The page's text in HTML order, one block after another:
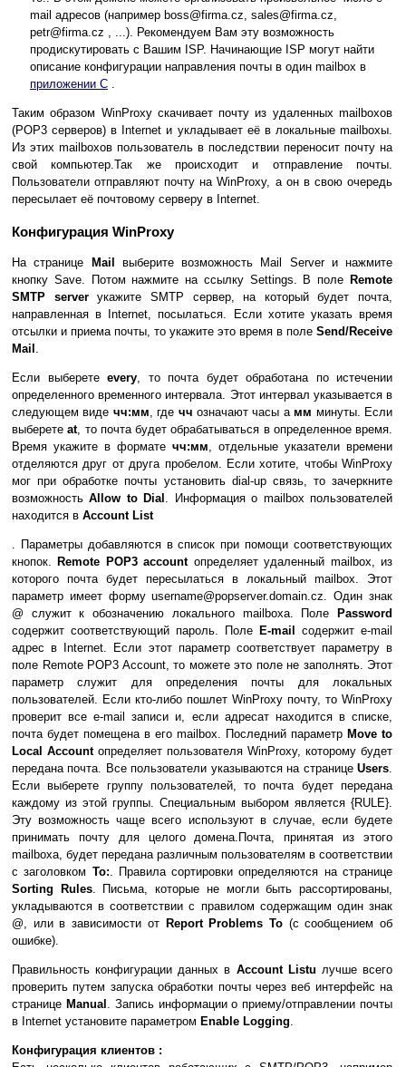
mail адресов (например boss@firma.cz, sales@firma.cz,
petr@firma.cz , ...). Рекомендуем Вам эту возможность
продискутировать с Вашим ISP. Начинающие ISP могут найти
описание конфигурации направления почты в один mailbox в
приложении C .
Таким образом WinProxy скачивает почту из удаленных mailboxов
(POP3 серверов) в Internet и укладывает её в локальные mailboxы.
Из этих mailboxов пользователь в последствии переносит почту на
свой компьютер.Так же происходит и отправление почты.
Пользователи отправляют почту на WinProxy, а он в свою очередь
пересылает её почтовому серверу в Internet.
Конфигурация WinProxy
На странице Mail
выберите возможность Mail Server и нажмите
кнопку Save. Потом нажмите на ссылку Settings. В поле Remote
SMTP serverукажите SMTP сервер, на который будет почта,
направленная в Internet, посылаться. Если хотите указать время
отсылки и приема почты, то укажите это время в поле Send/Receive
Mail .
Если выберете every, то почта будет обработана по истечении
определенного временного интервала. Этот интервал указывается в
следующем виде чч:мм, где чч означают часы амм минуты. Если
выберетеat, то почта будет обрабатываться в определенное время.
Время укажите в формате чч:мм, отдельные указатели времени
отделяются друг от друга пробелом. Если хотите, чтобы WinProxy
мог при обработке почты установить dial-up связь, то зачеркните
возможностьAllow to Dial . Информация о mailbox пользователей
находится в Account List
. Параметры добавляются в список при помощи соответствующих
кнопок. Remote POP3 accountопределяет удаленный mailbox, из
которого почта будет пересылаться в локальный mailbox. Этот
параметр имеет форму username@popserver.domain.cz. Один знак
@ служит к обозначению локального mailboxа. Поле
Password
содержит соответствующий пароль. Поле E-mail
содержит e-mail
адрес в Internet. Если этот параметр соответствует параметру в
поле Remote POP3 Account, то можете это поле не заполнять. Этот
параметр служит для определения почты для локальных
пользователей. Если кто-либо пошлет WinProxy почту, то WinProxy
проверит все e-mail записи и, если адресат находится в списке,
почта будет помещена в его mailbox. Последний параметр Move to
Local Accountопределяет пользователя WinProxy, которому будет
передана почта. Все пользователи указываются на странице Users.
Если выберете группу пользователей, то почта будет передана
каждому из этой группы. Специальным выбором является {RULE}.
Эту возможность чаще всего используют в случае, если будете
принимать почту для целого домена.Почта, принятая из этого
mailboxa, будет передана различным пользователям в соответствии
с заголовком To:. Правила сортировки определяются на странице
Sorting Rules. Письма, которые не могли быть рассортированы,
укладываются в соответствии с правилом содержащим один знак
@, или в зависимости от Report Problems To (с сообщением об
ошибке).
Правильность конфигурации данных в Account Listu лучше всего
проверить путем запуска обработки почты через веб интерфейс на
странице Manual . Запись информации о приему/отправлении почты
в Internet установите параметром Enable Logging.
Конфигурация клиентов :